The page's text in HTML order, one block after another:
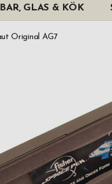
BAR, GLAS & KÖK
Original AG7